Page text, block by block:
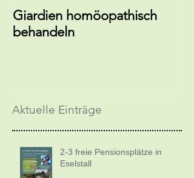
Giardien homöopathisch
behandeln
Aktuelle Einträge
2-3 freie Pensionsplätze in
Eselstall